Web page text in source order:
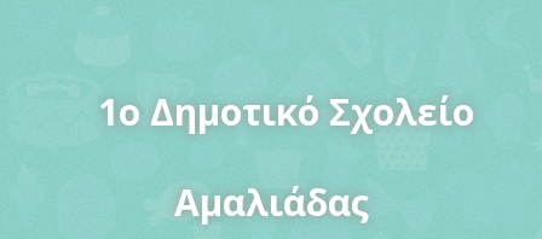
1o Δημοτικό Σχολείο
Αμαλιάδας